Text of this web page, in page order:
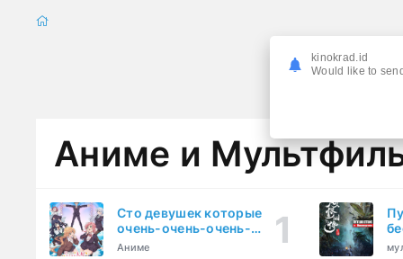
Аниме и
Сто девушек которые
очень-очень-очень-
очень-очень сильно тебя
Аниме
kinokrad.id
Would like to